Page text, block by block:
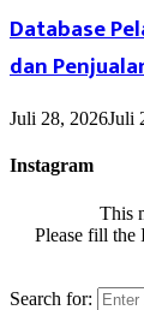
Database
dan
Juli 28, 2026Juli
Instagram
This
Please fill the
Search for: